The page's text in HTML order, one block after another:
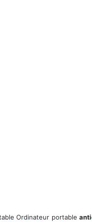
Ordinateur portable